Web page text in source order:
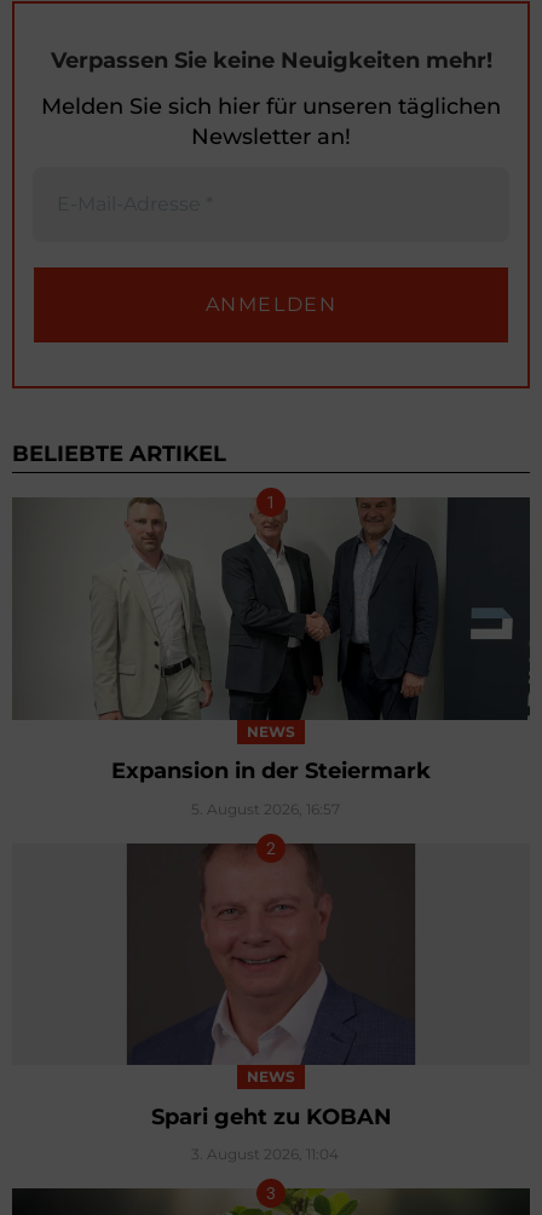
Verpassen Sie keine Neuigkeiten mehr!
Melden Sie sich hier für unseren täglichen
Newsletter an!
BELIEBTE ARTIKEL
NEWS
Expansion in der Steiermark
5. August 2026, 16:57
NEWS
Spari geht zu KOBAN
3. August 2026, 11:04